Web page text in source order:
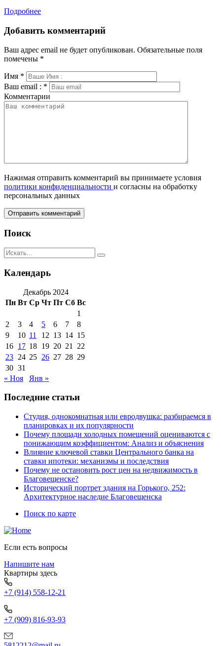
Подробнее
Добавить комментарий
Ваш адрес email не будет опубликован. Обязательные поля
помечены *
Имя *
Ваш email : *
Комментарии
Нажимая отправить комментарий вы принимаете условия
политики конфиденциальности и согласны на обработку
персональных данных
Поиск
Календарь
Декабрь 2024
Пн Вт Ср Чт Пт Сб Вс
1
2
3 4 5 6 7
8
9
10 11 12 13 14 15
16 17 18 19 20 21
22
23 24 25 26 27 28 29
30 31
« Ноя
Янв »
Последние статьи
Студия, однокомнатная или евродвушка: разбираемся в
планировках и их популярности
Почему площади холодных помещений оцениваются с
понижающим коэффициентом: Анализ и объяснения
Влияние ключевой ставки Центрального банка на
ставки ипотеки: механизмы и последствия
Почему не остановить рост цен на недвижимость в
Благовещенске?
Исторический портрет здания на Горького, 252:
Архитектурное наследие Благовещенска
Поиск по карте
Если есть вопросы
Напишите нам
Квартиры здесь
+7 (914) 558-12-21
+7 (909) 816-93-93